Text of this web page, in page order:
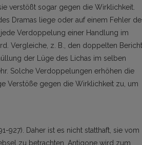
verstößt sogar gegen die Wirklichkeit.
Dramas liege oder auf einem Fehler
Verdoppelung einer Handlung im
Vergleiche, z. B., den doppelten Bericht
der Lüge des Lichas im selben
Solche Verdoppelungen erhöhen die
Verstöße gegen die Wirklichkeit zu, um
927). Daher ist es nicht statthaft, sie vom
zu betrachten. Antigone wird zum